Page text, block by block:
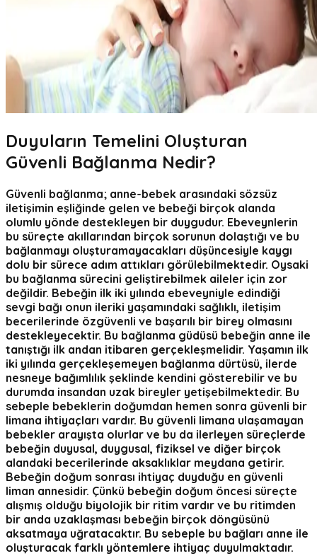
Duyuların Temelini Oluşturan
Güvenli Bağlanma Nedir?
Güvenli bağlanma; anne-bebek arasındaki sözsüz
iletişimin eşliğinde gelen ve bebeği birçok alanda
olumlu yönde destekleyen bir duygudur. Ebeveynlerin
bu süreçte akıllarından birçok sorunun dolaştığı ve bu
bağlanmayı oluşturamayacakları düşüncesiyle kaygı
dolu bir sürece adım attıkları görülebilmektedir. Oysaki
bu bağlanma sürecini geliştirebilmek aileler için zor
değildir. Bebeğin ilk iki yılında ebeveyniyle edindiği
sevgi bağı onun ileriki yaşamındaki sağlıklı, iletişim
becerilerinde özgüvenli ve başarılı bir birey olmasını
destekleyecektir. Bu bağlanma güdüsü bebeğin anne ile
tanıştığı ilk andan itibaren gerçekleşmelidir. Yaşamın ilk
iki yılında gerçekleşemeyen bağlanma dürtüsü, ilerde
nesneye bağımlılık şeklinde kendini gösterebilir ve bu
durumda insandan uzak bireyler yetişebilmektedir. Bu
sebeple bebeklerin doğumdan hemen sonra güvenli bir
limana ihtiyaçları vardır. Bu güvenli limana ulaşamayan
bebekler arayışta olurlar ve bu da ilerleyen süreçlerde
bebeğin duyusal, duygusal, fiziksel ve diğer birçok
alandaki becerilerinde aksaklıklar meydana getirir.
Bebeğin doğum sonrası ihtiyaç duyduğu en güvenli
liman annesidir. Çünkü bebeğin doğum öncesi süreçte
alışmış olduğu biyolojik bir ritim vardır ve bu ritimden
bir anda uzaklaşması bebeğin birçok döngüsünü
aksatmaya uğratacaktır. Bu sebeple bu bağları anne ile
oluşturacak farklı yöntemlere ihtiyaç duyulmaktadır.